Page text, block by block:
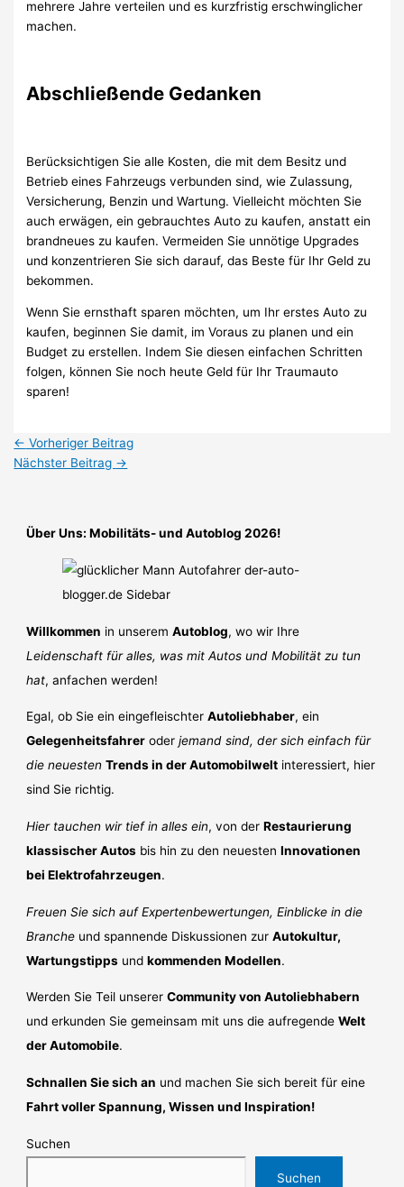
mehrere Jahre verteilen und es kurzfristig erschwinglicher
machen.
Abschließende Gedanken
Berücksichtigen Sie alle Kosten, die mit dem Besitz und
Betrieb eines Fahrzeugs verbunden sind, wie Zulassung,
Versicherung, Benzin und Wartung. Vielleicht möchten Sie
auch erwägen, ein gebrauchtes Auto zu kaufen, anstatt ein
brandneues zu kaufen. Vermeiden Sie unnötige Upgrades
und konzentrieren Sie sich darauf, das Beste für Ihr Geld zu
bekommen.
Wenn Sie ernsthaft sparen möchten, um Ihr erstes Auto zu
kaufen, beginnen Sie damit, im Voraus zu planen und ein
Budget zu erstellen. Indem Sie diesen einfachen Schritten
folgen, können Sie noch heute Geld für Ihr Traumauto
sparen!
← Vorheriger Beitrag
Nächster Beitrag →
Über Uns: Mobilitäts- und Autoblog 2026!
Willkommen in unseremAutoblog, wo wir Ihre
Leidenschaft für alles, was mit Autos und Mobilität zu tun
hat, anfachen werden!
Egal, ob Sie ein eingefleischterAutoliebhaber, ein
Gelegenheitsfahrer oderjemand sind, der sich einfach für
die neuesten Trends in der Automobilwelt interessiert, hier
sind Sie richtig.
Hier tauchen wir tief in alles ein, von derRestaurierung
klassischer Autos bis hin zu den neuestenInnovationen
bei Elektrofahrzeugen.
Freuen Sie sich auf Expertenbewertungen, Einblicke in die
Branche und spannende Diskussionen zurAutokultur,
Wartungstipps undkommenden Modellen.
Werden Sie Teil unsererCommunity von Autoliebhabern
und erkunden Sie gemeinsam mit uns die aufregendeWelt
der Automobile.
Schnallen Sie sich an und machen Sie sich bereit für eine
Fahrt voller Spannung, Wissen und Inspiration!
Suchen
Suchen